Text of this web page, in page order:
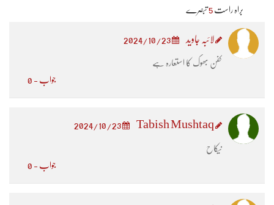
براہ راست 5تبصرے
لائبہ جاوید 2024/10/23
کفن بھوک کا استعارہ ہے
جواب - 0
2024/10/23
ںیکاح
جواب - 0